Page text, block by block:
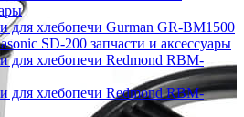
для хлебопечи Gurman GR-BM1500
SD-200 запчасти и аксессуары
для хлебопечи Redmond RBM-
для хлебопечи Redmond RBM-